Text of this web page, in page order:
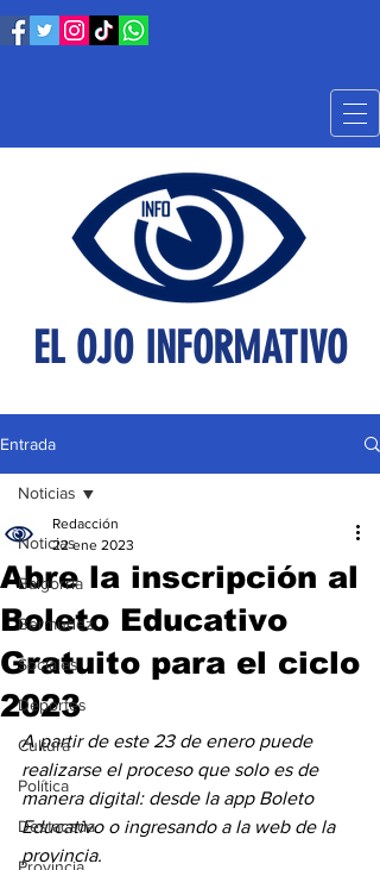
EL OJO INFORMATIVO
Entrada
Noticias
Baigorria
Bermúdez
Sociales
Deportes
Cultura
Política
Destacada
Noticias
Abre la inscripción al
Boleto Educativo
Gratuito para el ciclo
2023
Redacción
22 ene 2023
A partir de este 23 de enero puede
realizarse el proceso que solo es de
manera digital: desde la app Boleto
Educativo o ingresando a la web de la
provincia.